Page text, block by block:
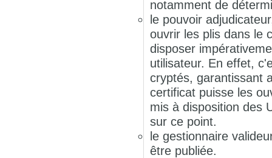
notamment de
le pouvoir
ouvrir les plis dans le
disposer
utilisateur. En effet,
cryptés, garantissant
certificat puisse les
mis à disposition des
sur ce point.
le gestionnaire
être publiée.